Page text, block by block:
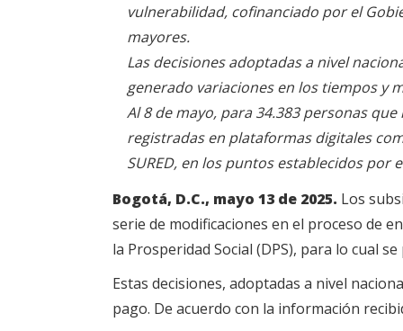
vulnerabilidad, cofinanciado por el
mayores.
Las decisiones adoptadas a nivel
generado variaciones en los tiempos y
Al 8 de mayo, para 34.383 personas
registradas en plataformas digitales
SURED, en los puntos establecidos por
Bogotá, D.C., mayo 13 de 2025. Los
serie de modificaciones en el proceso de
la Prosperidad Social (DPS), para lo cual
Estas decisiones, adoptadas a nivel
pago. De acuerdo con la información